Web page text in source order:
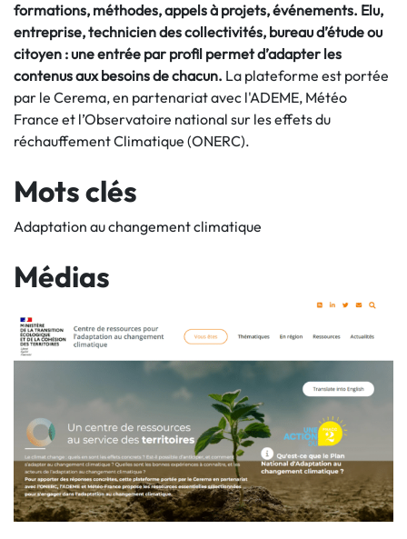
formations, méthodes, appels à projets, événements. Elu,
entreprise, technicien des collectivités, bureau d’étude ou
citoyen : une entrée par profil permet d’adapter les
contenus aux besoins de chacun. La plateforme est portée
par le Cerema, en partenariat avec l'ADEME, Météo
France et l’Observatoire national sur les effets du
réchauffement Climatique (ONERC).
Mots clés
Adaptation au changement climatique
Médias